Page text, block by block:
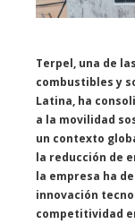
Terpel, una de
combustibles y
Latina, ha
a la movilidad
un contexto
la reducción de
la empresa ha
innovación
competitividad